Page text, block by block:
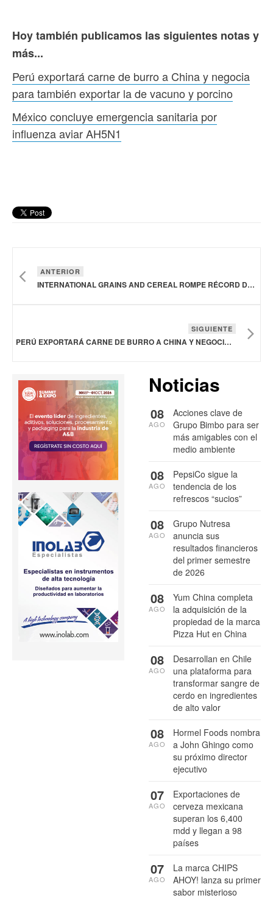
Hoy también publicamos las siguientes notas y
más...
Perú exportará carne de burro a China y negocia
para también exportar la de vacuno y porcino
México concluye emergencia sanitaria por
influenza aviar AH5N1
ANTERIOR
INTERNATIONAL GRAINS AND CEREAL ROMPE RÉCORD DE PRODUCCIÓN DE HARINA P.A.N.
SIGUIENTE
PERÚ EXPORTARÁ CARNE DE BURRO A CHINA Y NEGOCIA PARA TAMBIÉN EXPORTAR LA DE VACUNO Y PORCINO
Noticias
Acciones clave de
Grupo Bimbo para ser
más amigables con el
medio ambiente
08
AGO
PepsiCo sigue la
tendencia de los
refrescos “sucios”
08
AGO
Grupo Nutresa
anuncia sus
resultados financieros
del primer semestre
de 2026
08
AGO
Yum China completa
la adquisición de la
propiedad de la marca
Pizza Hut en China
08
AGO
Desarrollan en Chile
una plataforma para
transformar sangre de
cerdo en ingredientes
de alto valor
08
AGO
Hormel Foods nombra
a John Ghingo como
su próximo director
ejecutivo
08
AGO
Exportaciones de
cerveza mexicana
superan los 6,400
mdd y llegan a 98
países
07
AGO
La marca CHIPS
AHOY! lanza su primer
sabor misterioso
07
AGO